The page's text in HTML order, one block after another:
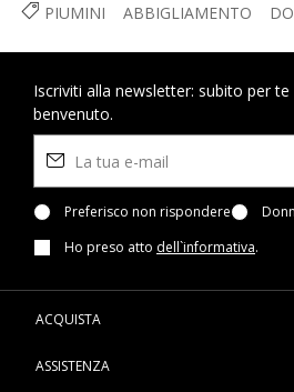
PIUMINI ABBIGLIAMENTO
Iscriviti alla newsletter: subito per
benvenuto.
Preferisco non rispondere
Ho preso atto dell`informativa.
ACQUISTA
ASSISTENZA